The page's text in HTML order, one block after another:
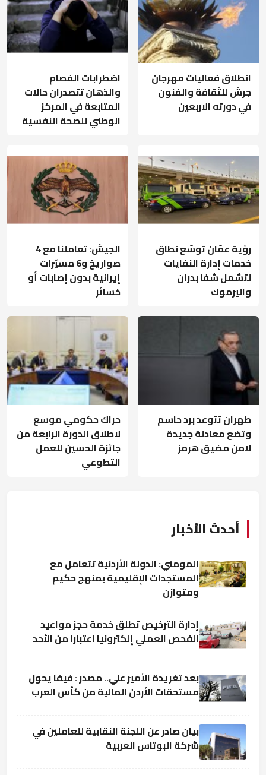
انطلاق فعاليات مهرجان
جرش للثقافة والفنون
في دورته الاربعين
اضطرابات الفصام
والذهان تتصدران حالات
المتابعة في المركز
الوطني للصحة النفسية
رؤية عمّان توسّع نطاق
خدمات إدارة النفايات
لتشمل شفا بدران
واليرموك
الجيش: تعاملنا مع 4
صواريخ و6 مسيّرات
إيرانية بدون إصابات أو
خسائر
طهران تتوعد برد حاسم
وتضع معادلة جديدة
لامن مضيق هرمز
حراك حكومي موسع
لاطلاق الدورة الرابعة من
جائزة الحسين للعمل
التطوعي
أحدث الأخبار
المومني: الدولة الأردنية تتعامل مع
المستجدات الإقليمية بمنهج حكيم
ومتوازن
إدارة الترخيص تطلق خدمة حجز مواعيد
الفحص العملي إلكترونيا اعتبارا من الأحد
بعد تغريدة الأمير علي.. مصدر : فيفا يحول
مستحقات الأردن المالية من كأس العرب
بيان صادر عن اللجنة النقابية للعاملين في
شركة البوتاس العربية